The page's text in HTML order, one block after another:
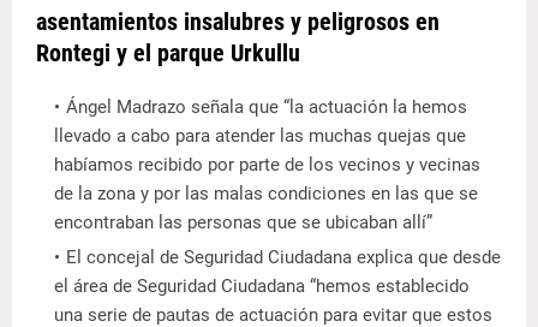
asentamientos insalubres y peligrosos en
Rontegi y el parque Urkullu
Ángel Madrazo señala que “la actuación la hemos
llevado a cabo para atender las muchas quejas que
habíamos recibido por parte de los vecinos y vecinas
de la zona y por las malas condiciones en las que se
encontraban las personas que se ubicaban allí”
El concejal de Seguridad Ciudadana explica que desde
el área de Seguridad Ciudadana “hemos establecido
una serie de pautas de actuación para evitar que estos